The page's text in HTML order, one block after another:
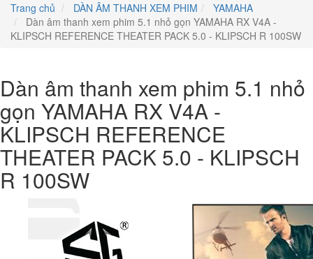
Trang chủ
DÀN ÂM THANH XEM PHIM
YAMAHA
Dàn âm thanh xem phim 5.1 nhỏ gọn YAMAHA RX V4A -
KLIPSCH REFERENCE THEATER PACK 5.0 - KLIPSCH R 100SW
Dàn âm thanh xem phim 5.1 nhỏ
gọn YAMAHA RX V4A -
KLIPSCH REFERENCE
THEATER PACK 5.0 - KLIPSCH
R 100SW